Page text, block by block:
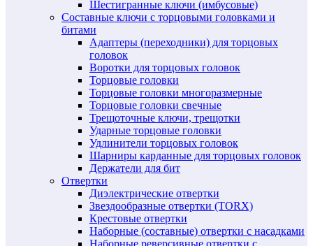
Шестигранные ключи (имбусовые)
Составные ключи с торцовыми головками и
битами
Адаптеры (переходники) для торцовых
головок
Воротки для торцовых головок
Торцовые головки
Торцовые головки многоразмерные
Торцовые головки свечные
Трещоточные ключи, трещотки
Ударные торцовые головки
Удлинители торцовых головок
Шарниры карданные для торцовых головок
Держатели для бит
Отвертки
Диэлектрические отвертки
Звездообразные отвертки (TORX)
Крестовые отвертки
Наборные (составные) отвертки с насадками
Наборные реверсивные отвертки с